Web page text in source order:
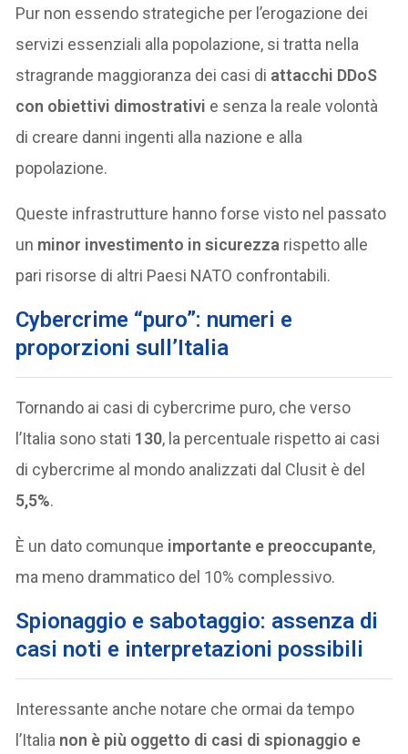
Pur non essendo strategiche per l’erogazione dei
servizi essenziali alla popolazione, si tratta nella
stragrande maggioranza dei casi di attacchi DDoS
con obiettivi dimostrativi e senza la reale volontà
di creare danni ingenti alla nazione e alla
popolazione.
Queste infrastrutture hanno forse visto nel passato
un minor investimento in sicurezza rispetto alle
pari risorse di altri Paesi NATO confrontabili.
Cybercrime “puro”: numeri e
proporzioni sull’Italia
Tornando ai casi di cybercrime puro, che verso
l’Italia sono stati 130, la percentuale rispetto ai casi
di cybercrime al mondo analizzati dal Clusit è del
5,5%.
È un dato comunque importante e preoccupante,
ma meno drammatico del 10% complessivo.
Spionaggio e sabotaggio: assenza di
casi noti e interpretazioni possibili
Interessante anche notare che ormai da tempo
l’Italia non è più oggetto di casi di spionaggio e